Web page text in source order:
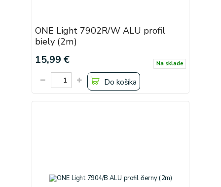
ONE Light 7902R/W ALU profil
biely (2m)
15,99 € Na sklade
Do košíka